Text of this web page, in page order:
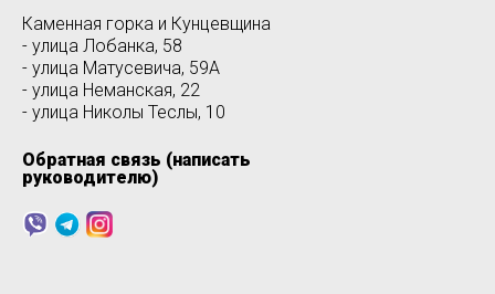
Каменная горка и Кунцевщина
- улица Лобанка, 58
- улица Матусевича, 59А
- улица Неманская, 22
- улица Николы Теслы, 10
Обратная связь (написать
руководителю)